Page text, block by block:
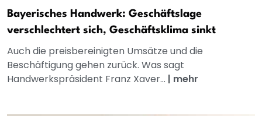
Bayerisches Handwerk: Geschäftslage
verschlechtert sich, Geschäftsklima sinkt
Auch die preisbereinigten Umsätze und die
Beschäftigung gehen zurück. Was sagt
Handwerkspräsident Franz Xaver... | mehr